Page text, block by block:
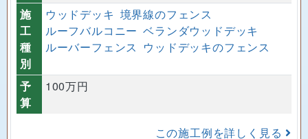
施
工
種
別
ウッドデッキ 境界線のフェンス
ルーフバルコニー ベランダウッドデッキ
ルーバーフェンス ウッドデッキのフェンス
予
算
100万円
この施工例を詳しく見る